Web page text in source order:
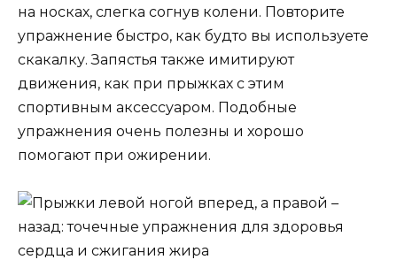
на носках, слегка согнув колени. Повторите
упражнение быстро, как будто вы используете
скакалку. Запястья также имитируют
движения, как при прыжках с этим
спортивным аксессуаром. Подобные
упражнения очень полезны и хорошо
помогают при ожирении.